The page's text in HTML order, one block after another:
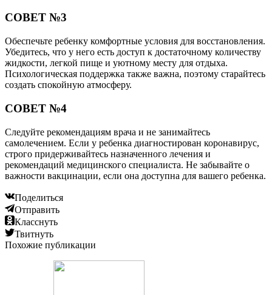
СОВЕТ №3
Обеспечьте ребенку комфортные условия для восстановления.
Убедитесь, что у него есть доступ к достаточному количеству
жидкости, легкой пище и уютному месту для отдыха.
Психологическая поддержка также важна, поэтому старайтесь
создать спокойную атмосферу.
СОВЕТ №4
Следуйте рекомендациям врача и не занимайтесь
самолечением. Если у ребенка диагностирован коронавирус,
строго придерживайтесь назначенного лечения и
рекомендаций медицинского специалиста. Не забывайте о
важности вакцинации, если она доступна для вашего ребенка.
Поделиться
Отправить
Класснуть
Твитнуть
Похожие публикации